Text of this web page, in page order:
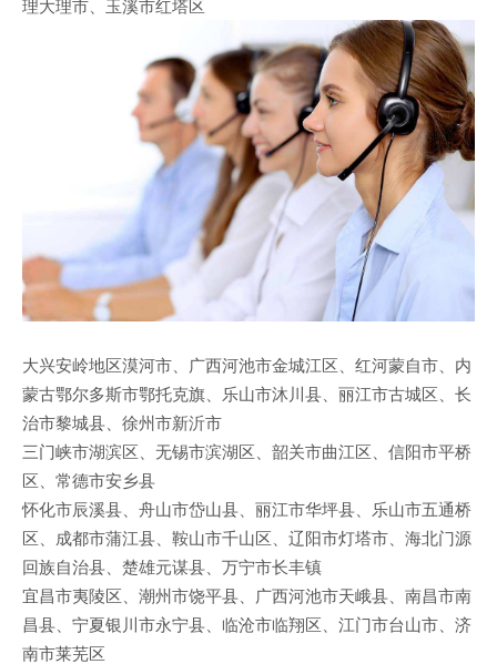
理大理市、玉溪市红塔区
大兴安岭地区漠河市、广西河池市金城江区、红河蒙自市、内
蒙古鄂尔多斯市鄂托克旗、乐山市沐川县、丽江市古城区、长
治市黎城县、徐州市新沂市
三门峡市湖滨区、无锡市滨湖区、韶关市曲江区、信阳市平桥
区、常德市安乡县
怀化市辰溪县、舟山市岱山县、丽江市华坪县、乐山市五通桥
区、成都市蒲江县、鞍山市千山区、辽阳市灯塔市、海北门源
回族自治县、楚雄元谋县、万宁市长丰镇
宜昌市夷陵区、潮州市饶平县、广西河池市天峨县、南昌市南
昌县、宁夏银川市永宁县、临沧市临翔区、江门市台山市、济
南市莱芜区